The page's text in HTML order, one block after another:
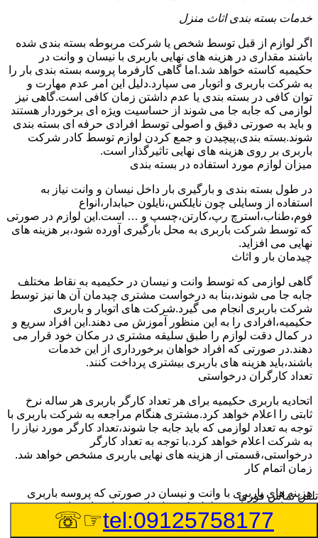
خدمات بسته بندی اثاث منزل
اگر لوازم از قبل توسط شخص یا شرکت مربوطه بسته بندی شده
باشند مقداری در هزینه های نهایی باربری با نیسان و وانت در
حکیمیه کاسته خواهد شد.اما گاهی کارفرما پروسه بسته بندی بار را
به شرکت باربری و اتوبار می سپارد.دلیل این امر عدم مهارت و
توان کافی در بسته بندی یا عدم داشتن زمان کافی است.گاهی نیز
لوازمی که جابه جا می شوند از حساسیت ویژه ای برخوردار هستند
و باید به صورتی دقیق و اصولی توسط افرادی حرفه ای بسته بندی
شوند.بسته بندی،پیچیدن و جمع کردن لوازم توسط کادر شرکت
باربری بر روی هزینه های نهایی تاثیرگذار است.
میزان لوازم مورد استفاده در بسته بندی
در طول بسته بندی و بارگیری بار داخل نیسان و وانت نیاز به
استفاده از وسایلی چون نایلکس،نایلون حبابدار،انواع
فوم،طناب،استرچ رپ،کارتن،چسپ و … است.این لوازم در صورتی
که توسط شرکت باربری به محل بارگیری آورده شود،بر هزینه های
نهایی می افزاید.
چیدمان بار و اثاث
گاهی لوازمی که توسط وانت و نیسان در حکیمیه به نقاط مختلف
جابه جا می شوند،بنا به درخواست مشتری چیدمان آن ها نیز توسط
شرکت باربری انجام می گیرد.شرکت های اتوبار و باربری
حکیمیه،افرادی را به این منظور آموزش می دهند.این افراد سریع و
در کمال دقت لوازم را طبق سلیقه مشتری در مکان خود قرار می
دهند.در صورتی که افراد خواهان برخورداری از این خدمات
باشند،باید هزینه های باربری بیشتری پرداخت کنند.
تعداد کارگران درخواستی
اتحادیه باربری حکیمیه برای هر تعداد کارگر باربری هر ساله نرخ
ثابتی را اعلام خواهد کرد.مشتری هنگام مراجعه به شرکت باربری با
توجه به تعداد لوازمی که باید جابه جا شوند،تعداد کارگر مورد نیاز را
به شرکت اعلام خواهد کرد.با توجه به تعداد کارگر
درخواستی،قسمتی از هزینه های نهایی باربری مشخص خواهد شد.
زمان اتمام کار
هزینه های باربری با وانت و نیسان در صورتی که پروسه باربری
بیشتر از سه ساعت طول بکشد،افزایش خواهد یافت.این مدت
زمان به صورت استادندارد توسط اتحادیه باربری تعیین شده
است.عواملی مثل آب وهوا،ترافیک،شرایط جغرافیایی مبدا یا حجم
تلفن تماس فوری
tel:09125758177
☞☏